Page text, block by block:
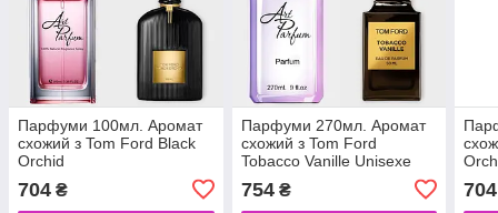
Парфуми 100мл. Аромат
схожий з Tom Ford Black
Orchid
704 ₴
Парфуми 270мл. Аромат
схожий з Tom Ford
Tobacco Vanille Unisexe
754₴ 704